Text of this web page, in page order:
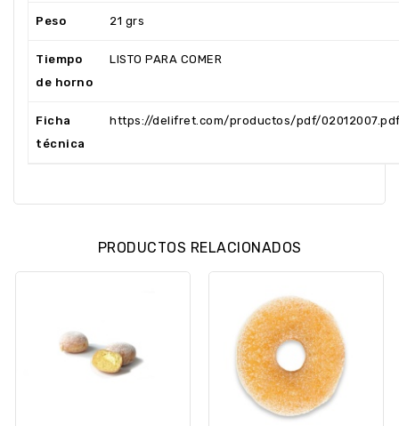
Peso 21 grs
Tiempo
de horno
LISTO PARA COMER
Ficha
técnica
https://delifret.com/productos/pdf/
PRODUCTOS RELACIONADOS